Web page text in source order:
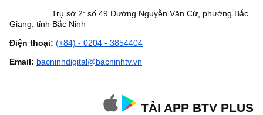
Trụ sở 2: số 49 Đường Nguyễn Văn Cừ, phường Bắc
Giang, tỉnh Bắc Ninh
Điện thoại: (+84) - 0204 - 3854404
Email: bacninhdigital@bacninhtv.vn
TẢI APP BTV PLUS